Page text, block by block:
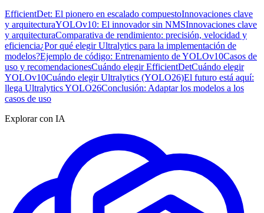
EfficientDet: El pionero en escalado compuestoInnovaciones clave
y arquitecturaYOLOv10: El innovador sin NMSInnovaciones clave
y arquitecturaComparativa de rendimiento: precisión, velocidad y
eficiencia¿Por qué elegir Ultralytics para la implementación de
modelos?Ejemplo de código: Entrenamiento de YOLOv10Casos de
uso y recomendacionesCuándo elegir EfficientDetCuándo elegir
YOLOv10Cuándo elegir Ultralytics (YOLO26)El futuro está aquí:
llega Ultralytics YOLO26Conclusión: Adaptar los modelos a los
casos de uso
Explorar con IA